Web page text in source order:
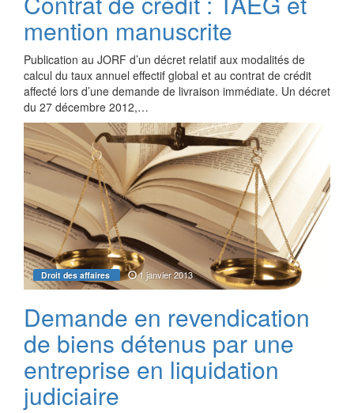
mention manuscrite
Publication au JORF d’un décret relatif aux modalités de
calcul du taux annuel effectif global et au contrat de crédit
affecté lors d’une demande de livraison immédiate. Un décret
du 27 décembre 2012,…
Droit des affaires 1 janvier 2013
Demande en revendication
de biens détenus par une
entreprise en liquidation
judiciaire